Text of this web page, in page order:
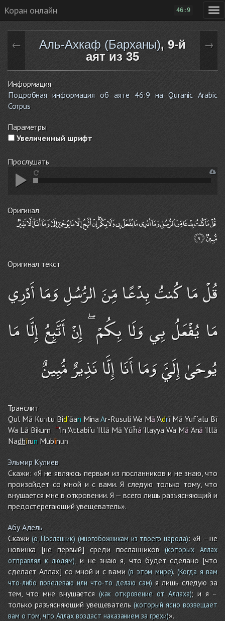
Коран онлайн 46:9
← Аль-Ахкаф (Барханы), 9-й
аят из 35
→
Информация
Подробная информация об аяте 46:9 на Quranic Arabic
Corpus
Параметры
Увеличенный шрифт
Прослушать
Оригинал
Оригинал текст
قُلْ مَا كُنتُ بِدْعًا مِّنَ الرُّسُلِ وَمَا أَدْرِي
مَا يُفْعَلُ بِي وَلَا بِكُمْ ۖ إِنْ أَتَّبِعُ إِلَّا مَا
يُوحَىٰ إِلَيَّ وَمَا أَنَا إِلَّا نَذِيرٌ مُّبِينٌ
Транслит
Qul Mā Kuntu Bid`āanMinaAr-Rusuli Wa Mā 'Adrī Mā Yuf`alu Bī
Wa Lā Bikum 'In 'Attabi`u 'Illā Mā Yūĥá'Ilayya Wa Mā'Anā 'Illā
Nadhīrun Mubīnun
Эльмир Кулиев
Скажи: «Я не являюсь первым из посланников и не знаю, что
произойдет со мной и с вами. Я следую только тому, что
внушается мне в откровении. Я — всего лишь разъясняющий и
предостерегающий увещеватель».
Абу Адель
Скажи(о, Посланник) (многобожникам из твоего народа): «Я – не
новинка [не первый] среди посланников(которых Аллах
отправлял к людям), и не знаю я, что будет сделано [что
сделает Аллах] со мной и с вами(в этом мире). (Когда я вам
что-либо повелеваю или что-то делаю сам)я лишь следую за
тем, что мне внушается (как откровение от Аллаха); и я –
только разъясняющий увещеватель(который ясно возвещает
вам о том, что Аллах воздаст наказанием за грехи)».